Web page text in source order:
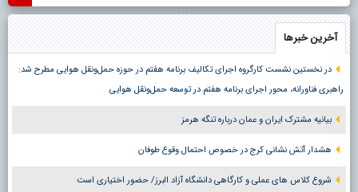
آخرین خبرها
در نخستین نشست کارگروه اجرای تکالیف برنامه هفتم در حوزه حمل‌ونقل هوایی مطرح شد:
راهبری فناورانه، محور اجرای برنامه هفتم در توسعه حمل‌ونقل هوایی
بیانیه مشترک ایران و عمان درباره تنگه هرمز
هشدار آتش نشانی کرج در خصوص احتمال وقوع طوفان
شروع کلاس های عملی و کارگاهی دانشگاه آزاد البرز/ حضور اختیاری است